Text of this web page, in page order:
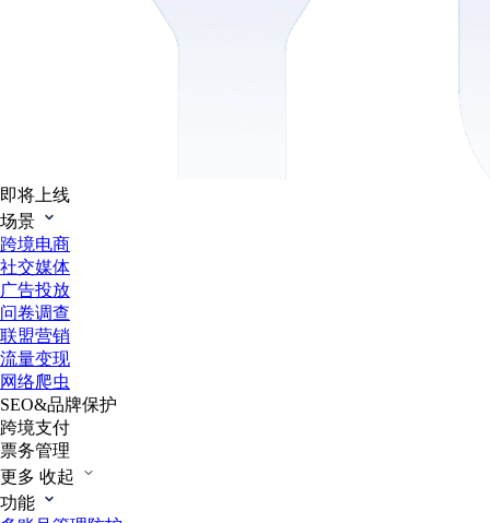
即将上线
场景
跨境电商
社交媒体
广告投放
问卷调查
联盟营销
流量变现
网络爬虫
SEO&品牌保护
跨境支付
票务管理
更多 收起
功能